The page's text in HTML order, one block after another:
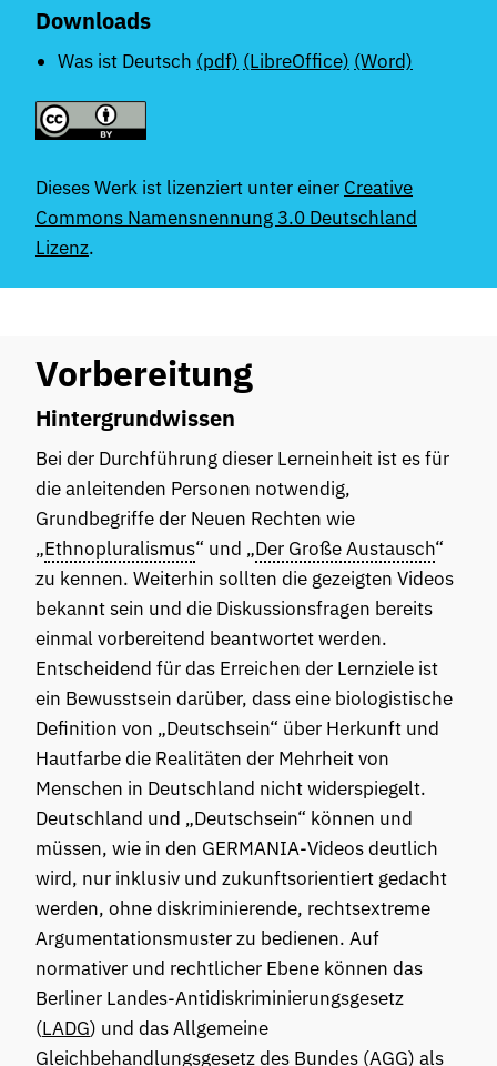
Downloads
Was ist Deutsch (pdf) (LibreOffice) (Word)
Dieses Werk ist lizenziert unter einer Creative
Commons Namensnennung 3.0 Deutschland
Lizenz.
Vorbereitung
Hintergrundwissen
Bei der Durchführung dieser Lerneinheit ist es für
die anleitenden Personen notwendig,
Grundbegriffe der Neuen Rechten wie
„Ethnopluralismus“ und „Der Große Austausch“
zu kennen. Weiterhin sollten die gezeigten Videos
bekannt sein und die Diskussionsfragen bereits
einmal vorbereitend beantwortet werden.
Entscheidend für das Erreichen der Lernziele ist
ein Bewusstsein darüber, dass eine biologistische
Definition von „Deutschsein“ über Herkunft und
Hautfarbe die Realitäten der Mehrheit von
Menschen in Deutschland nicht widerspiegelt.
Deutschland und „Deutschsein“ können und
müssen, wie in den GERMANIA-Videos deutlich
wird, nur inklusiv und zukunftsorientiert gedacht
werden, ohne diskriminierende, rechtsextreme
Argumentationsmuster zu bedienen. Auf
normativer und rechtlicher Ebene können das
Berliner Landes-Antidiskriminierungsgesetz
(LADG) und das Allgemeine
Gleichbehandlungsgesetz des Bundes (AGG) als